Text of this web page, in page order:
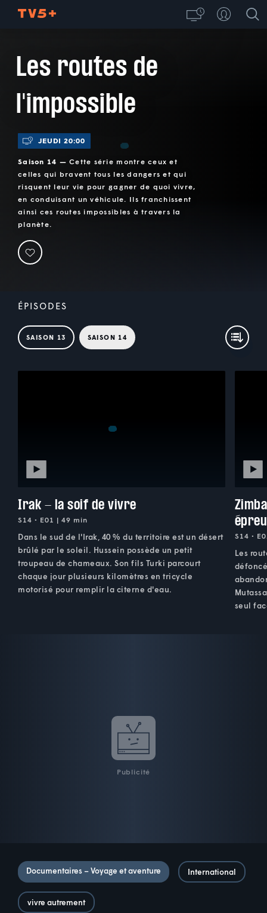
Les routes de
l'impossible
JEUDI 20:00
Saison 14 —Cette série montre ceux et
celles qui bravent tous les dangers et qui
risquent leur vie pour gagner de quoi vivre,
en conduisant un véhicule. Ils franchissent
ainsi ces routes impossibles à travers la
planète.
ÉPISODES
SAISON 13 SAISON 14
Irak - la soif de vivre
S14 • E01 | 49 min
Dans le sud de l'Irak, 40 % du territoire est un désert
brûlé par le soleil. Hussein possède un petit
troupeau de chameaux. Son fils Turki parcourt
chaque jour plusieurs kilomètres en tricycle
motorisé pour remplir la citerne d'eau.
S14 •
Les
seul
Publicité
Documentaires – Voyage et aventure International
vivre autrement